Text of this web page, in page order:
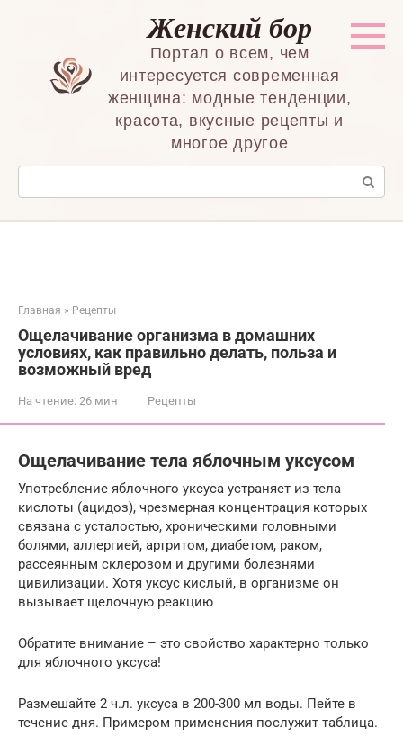
Женский бор
Портал о всем, чем
интересуется современная
женщина: модные тенденции,
красота, вкусные рецепты и
многое другое
Поиск:
Главная » Рецепты
Ощелачивание организма в домашних
условиях, как правильно делать, польза и
возможный вред
На чтение: 26 мин Рецепты
Ощелачивание тела яблочным уксусом
Употребление яблочного уксуса устраняет из тела
кислоты (ацидоз), чрезмерная концентрация которых
связана с усталостью, хроническими головными
болями, аллергией, артритом, диабетом, раком,
рассеянным склерозом и другими болезнями
цивилизации. Хотя уксус кислый, в организме он
вызывает щелочную реакцию
Обратите внимание – это свойство характерно только
для яблочного уксуса!
Размешайте 2 ч.л. уксуса в 200-300 мл воды. Пейте в
течение дня. Примером применения послужит таблица.